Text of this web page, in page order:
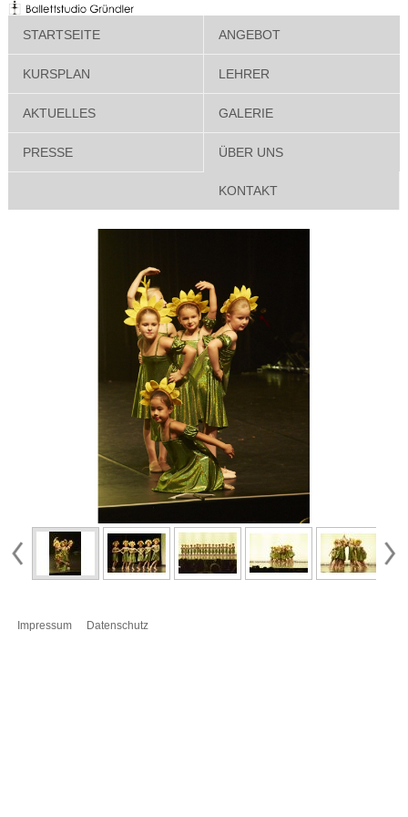
STARTSEITE ANGEBOT
KURSPLAN LEHRER
AKTUELLES GALERIE
PRESSE ÜBER UNS
KONTAKT
Impressum Datenschutz